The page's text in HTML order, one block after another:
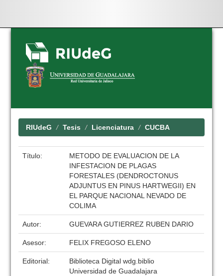
Skip
navigation
RIUdeG Tesis Licenciatura CUCBA
Título:
METODO DE EVALUACION DE LA
INFESTACION DE PLAGAS
FORESTALES (DENDROCTONUS
ADJUNTUS EN PINUS HARTWEGII) EN
EL PARQUE NACIONAL NEVADO DE
COLIMA
Autor: GUEVARA GUTIERREZ RUBEN DARIO
Asesor: FELIX FREGOSO ELENO
Editorial:
Biblioteca Digital wdg.biblio
Universidad de Guadalajara